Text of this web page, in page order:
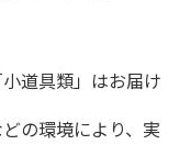
道具類」はお届け
の環境により、実